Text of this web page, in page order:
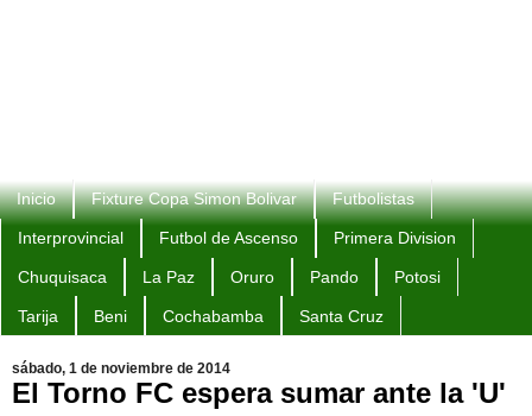
Inicio Fixture Copa Simon Bolivar Futbolistas
Interprovincial Futbol de Ascenso Primera Division
Chuquisaca La Paz Oruro Pando Potosi
Tarija Beni Cochabamba Santa Cruz
sábado, 1 de noviembre de 2014
El Torno FC espera sumar ante la 'U'